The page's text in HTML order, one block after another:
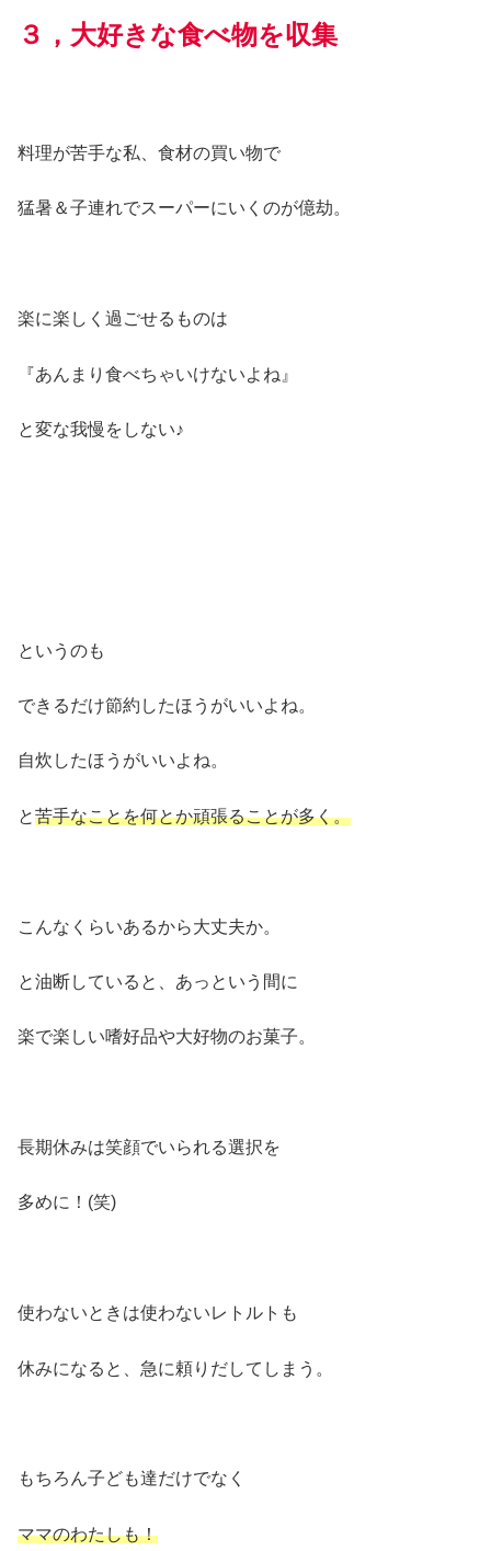
３，大好きな食べ物を収集
料理が苦手な私、食材の買い物で
猛暑＆子連れでスーパーにいくのが億劫。
楽に楽しく過ごせるものは
『あんまり食べちゃいけないよね』
と変な我慢をしない♪
というのも
できるだけ節約したほうがいいよね。
自炊したほうがいいよね。
と苦手なことを何とか頑張ることが多く。
こんなくらいあるから大丈夫か。
と油断していると、あっという間に
楽で楽しい嗜好品や大好物のお菓子。
長期休みは笑顔でいられる選択を
多めに！(笑)
使わないときは使わないレトルトも
休みになると、急に頼りだしてしまう。
もちろん子ども達だけでなく
ママのわたしも！